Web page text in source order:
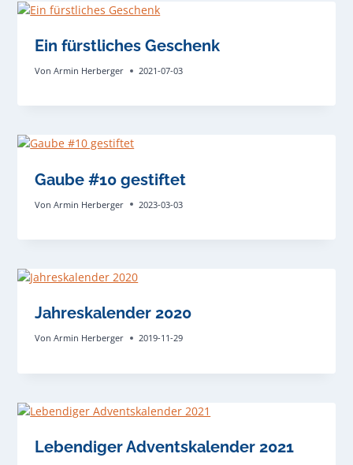
Ein fürstliches Geschenk
Von Armin Herberger 2021-07-03
Gaube #10 gestiftet
Von Armin Herberger 2023-03-03
Jahreskalender 2020
Von Armin Herberger 2019-11-29
Lebendiger Adventskalender 2021